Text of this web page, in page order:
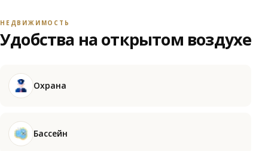
НЕДВИЖИМОСТЬ
Удобства на открытом воздухе
Охрана
Бассейн